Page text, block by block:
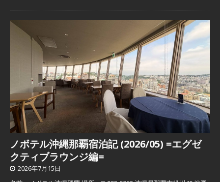
ノボテル沖縄那覇宿泊記 (2026/05) =エグゼ
クティブラウンジ編=
2026年7月15日